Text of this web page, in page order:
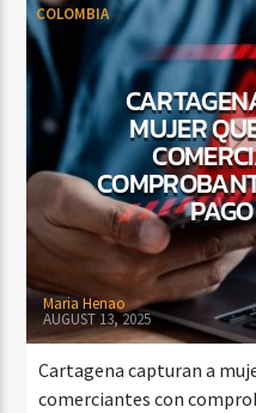
COLOMBIA
MUJER
Maria Henao
AUGUST 13, 2025
Cartagena capturan a
comerciantes con